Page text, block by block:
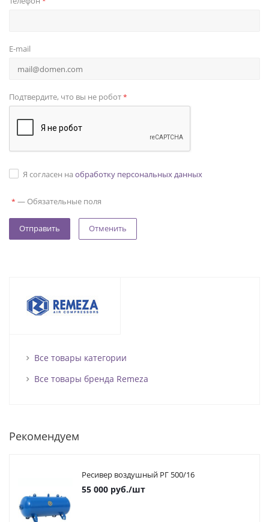
E-mail
Подтвердите, что вы не робот*
Я согласен на обработку персональных данных
* — Обязательные поля
Отменить
Все товары категории
Все товары бренда Remeza
Рекомендуем
Ресивер воздушный РГ 500/16
55 000 руб./шт